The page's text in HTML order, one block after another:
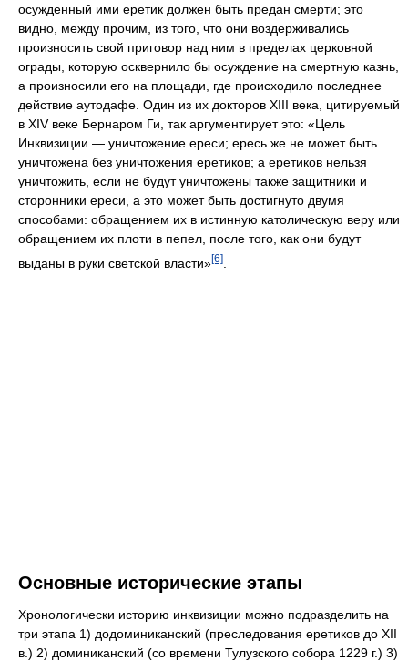
осужденный ими еретик должен быть предан смерти; это
видно, между прочим, из того, что они воздерживались
произносить свой приговор над ним в пределах церковной
ограды, которую осквернило бы осуждение на смертную казнь,
а произносили его на площади, где происходило последнее
действие аутодафе. Один из их докторов XIII века, цитируемый
в XIV веке Бернаром Ги, так аргументирует это: «Цель
Инквизиции — уничтожение ереси; ересь же не может быть
уничтожена без уничтожения еретиков; а еретиков нельзя
уничтожить, если не будут уничтожены также защитники и
сторонники ереси, а это может быть достигнуто двумя
способами: обращением их в истинную католическую веру или
обращением их плоти в пепел, после того, как они будут
выданы в руки светской власти»[6]
Основные исторические этапы
Хронологически историю инквизиции можно подразделить на
три этапа 1) додоминиканский (преследования еретиков до XII
в.) 2) доминиканский (со времени Тулузского собора 1229 г.) 3)